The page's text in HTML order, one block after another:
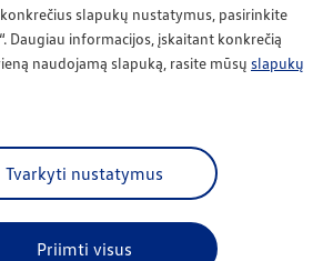
Gauti pasiūlymą
slapukų nustatymus, pasirinkite
Daugiau informacijos, įskaitant konkrečią
naudojamą slapuką, rasite mūsų slapukų
Tvarkyti nustatymus
Priimti visus